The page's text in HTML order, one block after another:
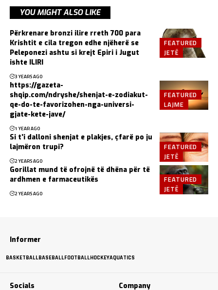
YOU MIGHT ALSO LIKE
FEATURED
JETË
Përkrenare bronzi ilire rreth 700 para
Krishtit e cila tregon edhe njëherë se
Peleponezi ashtu si krejt Epiri i Jugut
ishte ILIRI
3 YEARS AGO
FEATURED
LAJME
https://gazeta-
shqip.com/ndryshe/shenjat-e-zodiakut-
qe-do-te-favorizohen-nga-universi-
gjate-kete-jave/
1 YEAR AGO
FEATURED
JETË
Si t’i dalloni shenjat e plakjes, çfarë po ju
lajmëron trupi?
2 YEARS AGO
FEATURED
JETË
Gorillat mund të ofrojnë të dhëna për të
ardhmen e farmaceutikës
2 YEARS AGO
Informer
BASKETBALLBASEBALLFOOTBALLHOCKEYAQUATICS
Socials Company